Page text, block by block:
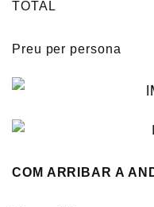
Preu per
COM ARRIBAR A